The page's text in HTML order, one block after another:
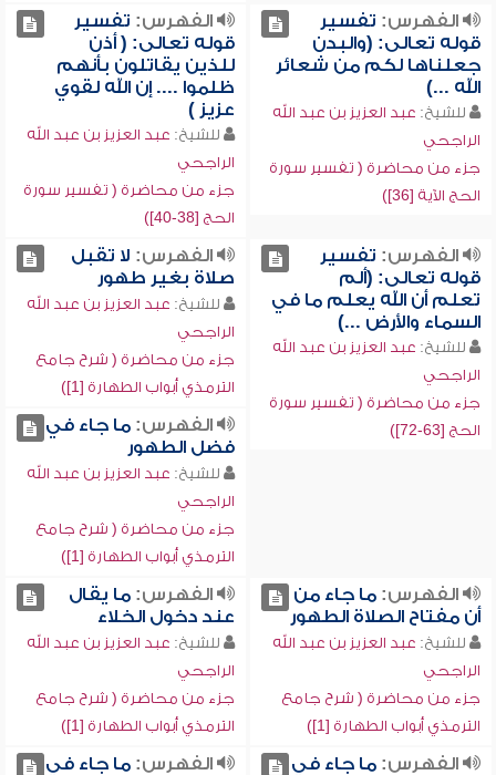
الفهرس: تفسير
قوله تعالى: (والبدن
جعلناها لكم من شعائر
الله ...)
للشيخ: عبد العزيز بن عبد الله
الراجحي
جزء من محاضرة ( تفسير سورة
الحج الآية [36])
الفهرس: تفسير
قوله تعالى: ( أذن
للذين يقاتلون بأنهم
ظلموا .... إن الله لقوي
عزيز )
للشيخ: عبد العزيز بن عبد الله
الراجحي
جزء من محاضرة ( تفسير سورة
الحج [38-40])
الفهرس: تفسير
قوله تعالى: (ألم
تعلم أن الله يعلم ما في
السماء والأرض ...)
للشيخ: عبد العزيز بن عبد الله
الراجحي
جزء من محاضرة ( تفسير سورة
الحج [63-72])
الفهرس: لا تقبل
صلاة بغير طهور
للشيخ: عبد العزيز بن عبد الله
الراجحي
جزء من محاضرة ( شرح جامع
الترمذي أبواب الطهارة [1])
الفهرس:ما جاء في
فضل الطهور
للشيخ: عبد العزيز بن عبد الله
الراجحي
جزء من محاضرة ( شرح جامع
الترمذي أبواب الطهارة [1])
الفهرس:ما جاء من
أن مفتاح الصلاة الطهور
للشيخ: عبد العزيز بن عبد الله
الراجحي
جزء من محاضرة ( شرح جامع
الترمذي أبواب الطهارة [1])
الفهرس:ما يقال
عند دخول الخلاء
للشيخ: عبد العزيز بن عبد الله
الراجحي
جزء من محاضرة ( شرح جامع
الترمذي أبواب الطهارة [1])
الفهرس:ما جاء في
الفهرس:ما جاء في